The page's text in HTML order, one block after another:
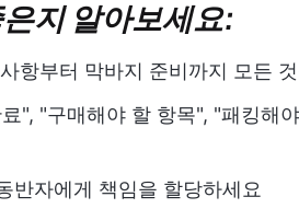
지 알아보세요:
항부터 막바지 준비까지 모든
", "구매해야 할 항목", "패킹해
반자에게 책임을 할당하세요